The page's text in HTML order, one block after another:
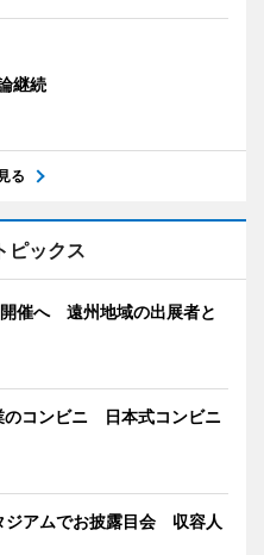
継続
る
ピックス
開催へ 遠州地域の出展者と
のコンビニ 日本式コンビニ
ジアムでお披露目会 収容人